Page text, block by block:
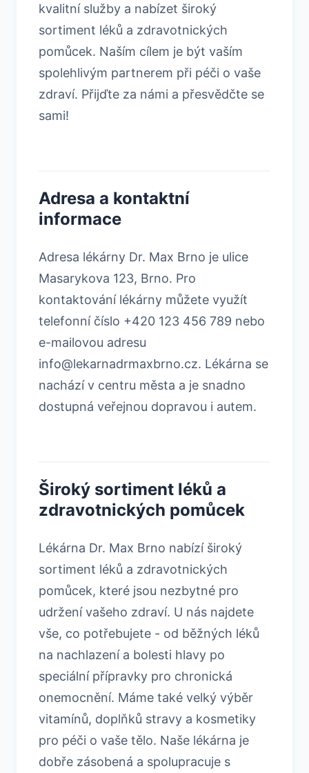
kvalitní služby a nabízet široký
sortiment léků a zdravotnických
pomůcek. Naším cílem je být vaším
spolehlivým partnerem při péči o vaše
zdraví. Přijďte za námi a přesvědčte se
sami!
Adresa a kontaktní
informace
Adresa lékárny Dr. Max Brno je ulice
Masarykova 123, Brno. Pro
kontaktování lékárny můžete využít
telefonní číslo +420 123 456 789 nebo
e-mailovou adresu
info@lekarnadrmaxbrno.cz. Lékárna se
nachází v centru města a je snadno
dostupná veřejnou dopravou i autem.
Široký sortiment léků a
zdravotnických pomůcek
Lékárna Dr. Max Brno nabízí široký
sortiment léků a zdravotnických
pomůcek, které jsou nezbytné pro
udržení vašeho zdraví. U nás najdete
vše, co potřebujete - od běžných léků
na nachlazení a bolesti hlavy po
speciální přípravky pro chronická
onemocnění. Máme také velký výběr
vitamínů, doplňků stravy a kosmetiky
pro péči o vaše tělo. Naše lékárna je
dobře zásobená a spolupracuje s